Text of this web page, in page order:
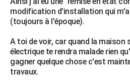
modification d'installation qui
(toujours à l'époque).
A toi de voir, car quand la maison
électrique te rendra malade rien
gagner quelque chose c'est
travaux.